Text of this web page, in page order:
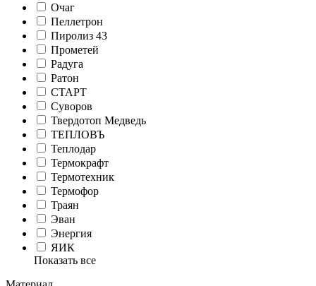
Очаг
Пеллетрон
Пиролиз 43
Прометей
Радуга
Ратон
СТАРТ
Суворов
Твердотоп Медведь
ТЕПЛОВЪ
Теплодар
Термокрафт
Термотехник
Термофор
Траян
Эван
Энергия
ЯИК
Показать все